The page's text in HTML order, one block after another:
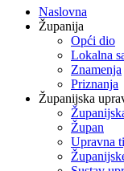
Naslovna
Županija
Opći dio
Lokalna
Znamenja
Priznanja
Županijska
Župan
Upravna